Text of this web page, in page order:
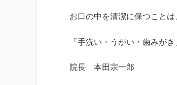
お口の中を清潔に保つこと
「手洗い・うがい・歯みが
院長 本田宗一郎